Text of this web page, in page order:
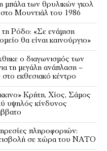
μπάλα των θρυλικών γκολ
Μουντιάλ του 1986
Ρόδο: «Σε ενάμιση
θα είναι καινούργιο»
ο διαγωνισμός των
τη μεγάλη ανάπλαση –
εκθεσιακό κέντρο
Κρήτη, Χίος, Σάμος
υψηλός κίνδυνος
πληροφοριών:
σε χώρα του ΝΑΤΟ